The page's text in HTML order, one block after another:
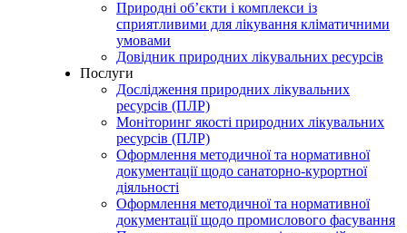
Природні об’єкти і комплекси із
сприятливими для лікування кліматичними
умовами
Довідник природних лікувальних ресурсів
Послуги
Дослідження природних лікувальних
ресурсів (ПЛР)
Моніторинг якості природних лікувальних
ресурсів (ПЛР)
Оформлення методичної та нормативної
документації щодо санаторно-курортної
діяльності
Оформлення методичної та нормативної
документації щодо промислового фасування